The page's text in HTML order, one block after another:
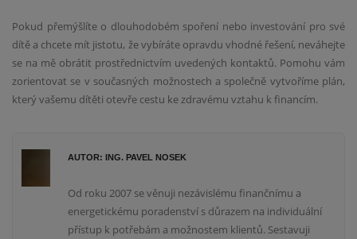
Pokud přemýšlíte o dlouhodobém spoření nebo investování pro své
dítě a chcete mít jistotu, že vybíráte opravdu vhodné řešení, neváhejte
se na mě obrátit prostřednictvím uvedených kontaktů. Pomohu vám
zorientovat se v současných možnostech a společně vytvoříme plán,
který vašemu dítěti otevře cestu ke zdravému vztahu k financím.
AUTOR: ING. PAVEL NOSEK
Od roku 2007 se věnuji nezávislému finančnímu a
energetickému poradenství s důrazem na individuální
přístup k potřebám a možnostem klientů. Sestavuji